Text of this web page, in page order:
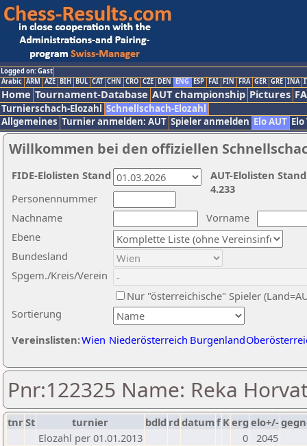
Logged on: Gast
Arabic ARM AZE BIH BUL CAT CHN CRO CZE DEN ENG ESP FAI FIN FRA GER GRE INA
Home Tournament-Database AUT championship Pictures
Turnierschach-Elozahl Schnellschach-Elozahl
Allgemeines Turnier anmelden: AUT Spieler anmelden Elo AUT
Willkommen bei den offiziellen
Nachname
Vorname
Ebene
Sortierung
Personennummer
Bundesland
Spgem./Kreis/Verein
Nur "österreichische" Spieler
Vereinslisten:Wien Niederösterreich Burgenland
AUT-Elolisten
4.233
FIDE-Elolisten Stand
Pnr:122325 Name: Reka
tnrSt turnier bdld rd datumf Kerg elo+/-
Elozahl per 01.01.2013
0 2045